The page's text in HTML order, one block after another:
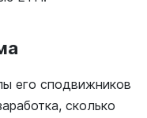
его сподвижников
сколько